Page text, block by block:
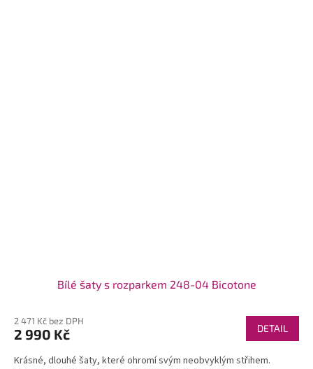
Bílé šaty s rozparkem 248-04 Bicotone
2 471 Kč bez DPH
2 990 Kč DETAIL
Krásné, dlouhé šaty, které ohromí svým neobvyklým střihem.